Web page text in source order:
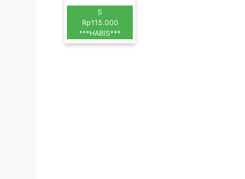
S
Rp115.000
***HABIS***